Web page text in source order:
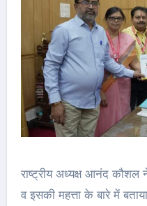
राष्ट्रीय अध्यक्ष आनंद
व इसकी महत्ता के बारे में